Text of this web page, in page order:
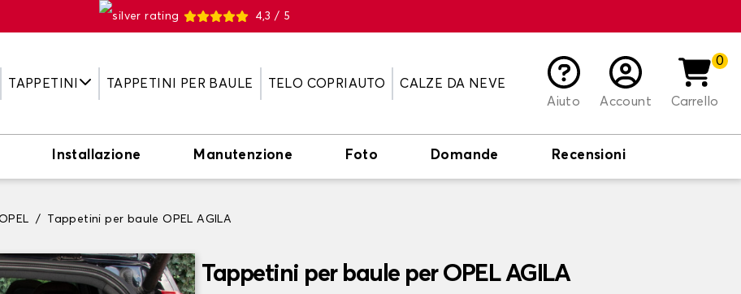
4,3 / 5
TAPPETINI TAPPETINI PER BAULE TELO COPRIAUTO
CALZE DA NEVE
Aiuto
Account
0
Carrello
Installazione Manutenzione Foto Domande Recensioni
Tappetini per baule OPEL AGILA
Tappetini per baule per OPEL AGILA